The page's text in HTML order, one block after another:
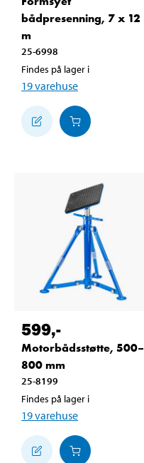
bådpresenning, 7 x 12
m
25-6998
Findes på lager i
19varehuse
599,-
Motorbådsstøtte, 500–
800 mm
25-8199
Findes på lager i
19varehuse